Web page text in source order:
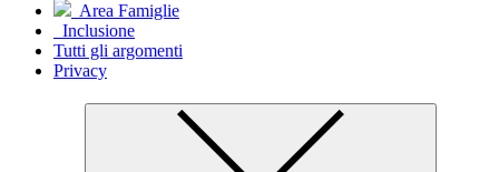
Area Famiglie
Inclusione
Tutti gli argomenti
Privacy